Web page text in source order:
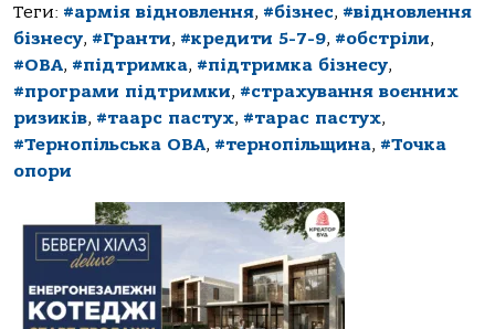
Теги: #армія відновлення, #бізнес, #відновлення
бізнесу, #Гранти, #кредити 5-7-9, #обстріли,
#ОВА, #підтримка, #підтримка бізнесу,
#програми підтримки, #страхування воєнних
ризиків, #таарс пастух, #тарас пастух,
#Тернопільська ОВА, #тернопільщина, #Точка
опори